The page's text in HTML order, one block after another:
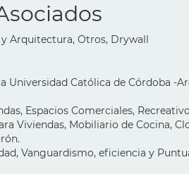
Arquitectura, Otros, Drywall
Universidad Católica de Córdoba -
Espacios Comerciales,
Viviendas, Mobiliario de Cocina,
Vanguardismo, eficiencia y